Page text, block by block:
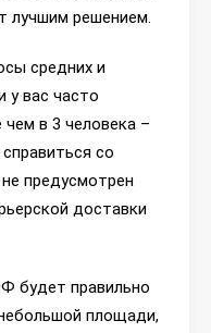
лучшим решением.
средних и
у вас часто
в 3 человека –
со
предусмотрен
доставки
будет правильно
площади,